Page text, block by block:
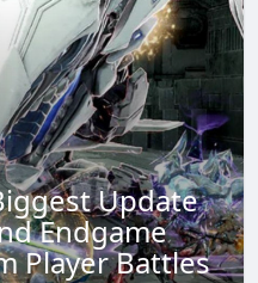
Update
Endgame
Player Battles